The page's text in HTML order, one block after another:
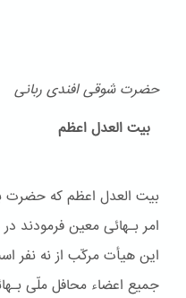
حضرت شوقی افندی ربانی
بیت العدل اعظم
بیت العدل اعظم که حضرت
این هیأت مرکّب از نه نفر
جمیع اعضاء محافل ملّی